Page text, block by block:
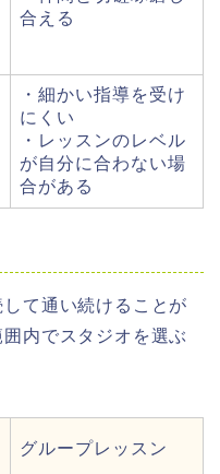
合える
・細かい指導を受け
にくい
・レッスンのレベル
が自分に合わない場
合がある
て通い続けることが
内でスタジオを選ぶ
グループレッスン